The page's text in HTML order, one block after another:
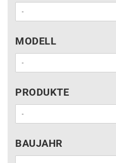
MODELL
MODELL
PRODUKTE
PRODUKTE
BAUJAHR
BAUJAHR